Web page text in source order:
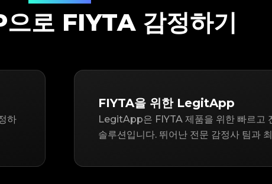
로 FIYTA 감정하기
하
FIYTA을 위한 LegitApp
LegitApp은 FIYTA 제품을 위한 빠르고
솔루션입니다. 뛰어난 전문 감정사 팀과